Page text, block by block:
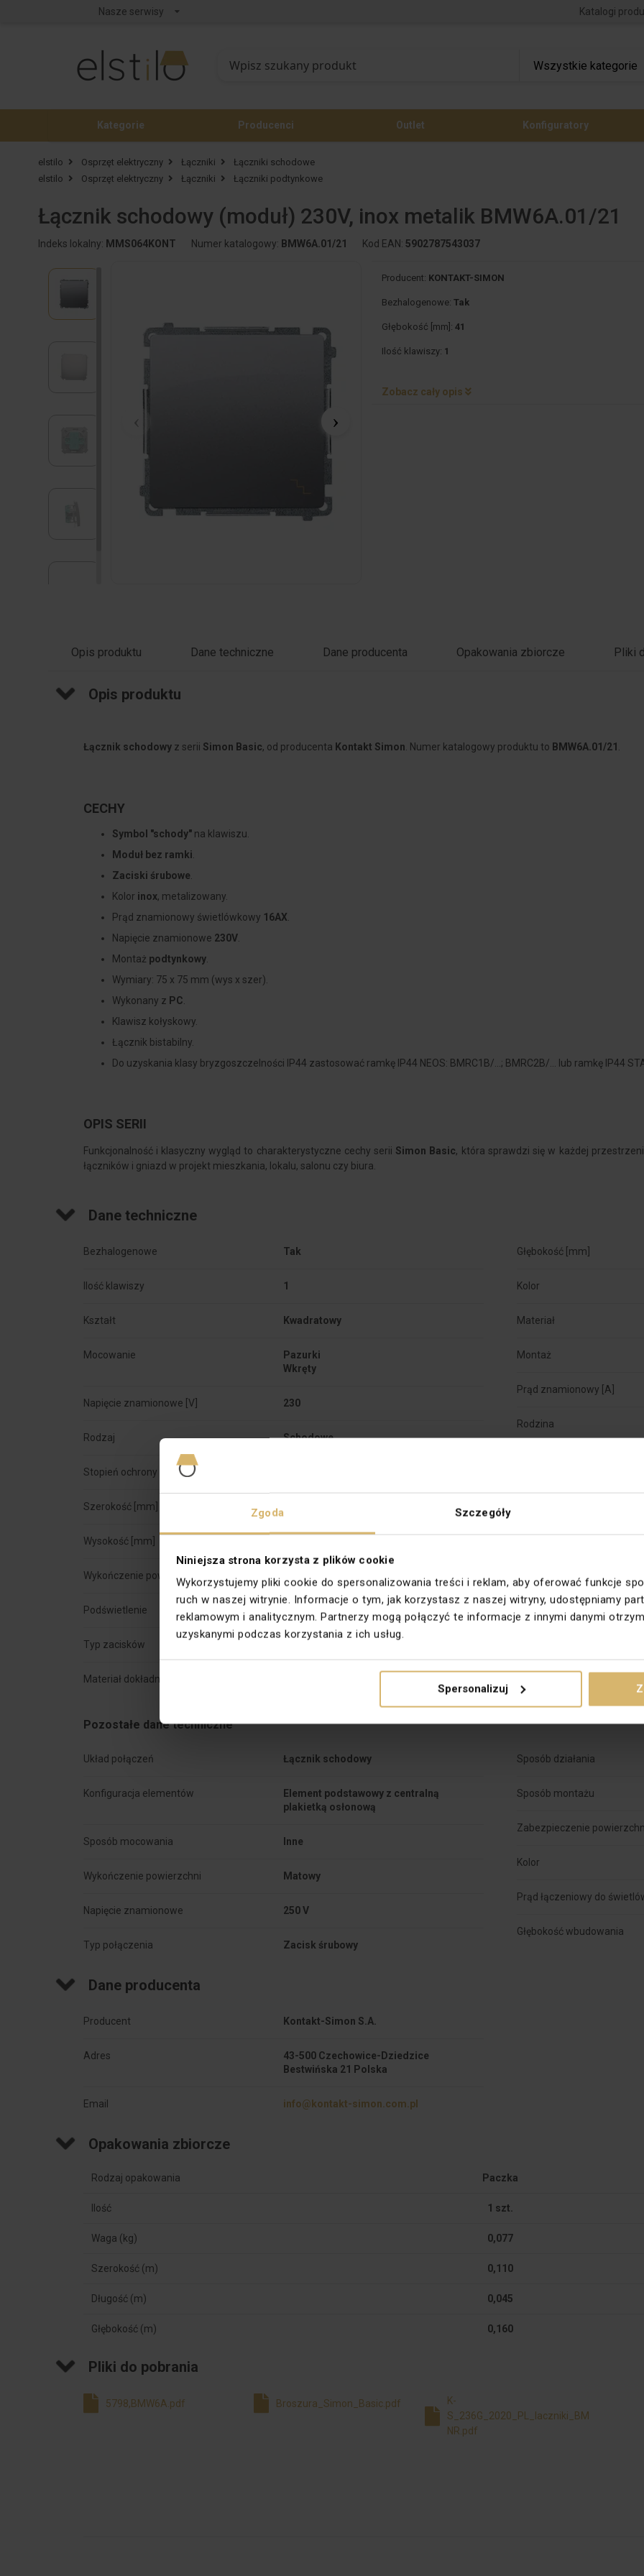
Zgoda Szczegóły
Niniejsza strona korzysta z plików cookie
Wykorzystujemy pliki cookie do spersonalizowania treści i reklam, aby oferować funkcje
ruch w naszej witrynie. Informacje o tym, jak korzystasz z naszej witryny, udostępniamy
reklamowym i analitycznym. Partnerzy mogą połączyć te informacje z innymi danymi
uzyskanymi podczas korzystania z ich usług.
Spersonalizuj
Nasze serwisy Katalogi
Kategorie Producenci Outlet Konfiguratory
elstilo Osprzęt elektryczny Łączniki
Łączniki schodowe
elstilo
Osprzęt elektryczny Łączniki Łączniki podtynkowe
Łącznik schodowy (moduł) 230V, inox metalik BMW6A.01/21
Indeks lokalny: MMS064KONT Numer katalogowy: BMW6A.01/21 Kod EAN:5902787543037
Producent: KONTAKT-SIMON
Bezhalogenowe:Tak
Głębokość [mm]:41
Ilość klawiszy: 1
Zobacz cały opis
Opis produktu Dane techniczne Dane producenta Opakowania zbiorcze Pliki
Opis produktu
Łącznik schodowy z serii Simon Basic, od producenta Kontakt Simon. Numer katalogowy produktu to BMW6A.01/21 .
CECHY
Symbol "schody"na klawiszu.
Moduł bez ramki
Zaciski śrubowe
Kolor inox, metalizowany.
Prąd znamionowy świetlówkowy 16AX
Napięcie znamionowe 230V.
Montaż podtynkowy.
Wymiary: 75 x 75 mm (wys x szer).
Wykonany z PC
Klawisz kołyskowy.
Łącznik bistabilny.
Do uzyskania klasy bryzgoszczelności IP44 zastosować ramkę IP44 NEOS: BMRC1B/...; BMRC2B/... lub ramkę IP44
OPIS SERII
Funkcjonalność i klasyczny wygląd to charakterystyczne cechy serii Simon Basic, która sprawdzi się w każdej
łączników i gniazd w projekt mieszkania, lokalu, salonu czy biura.
Dane techniczne
Bezhalogenowe Tak
Ilość klawiszy 1
Kształt Kwadratowy
Mocowanie
Pazurki
Napięcie znamionowe [V] 230
Rodzaj Schodowe
Stopień ochrony
Szerokość [mm]
Wysokość [mm]
Wykończenie powierzchni Matowe
Podświetlenie
Typ zacisków
Materiał dokładny
Głębokość [mm]
Kolor
Materiał
Montaż
Prąd znamionowy [A]
Rodzina
Typ
Głębokość montażu [mm]
Pozostałe dane techniczne
Układ połączeń Łącznik schodowy
Konfiguracja elementów
Element podstawowy z centralną
plakietką osłonową
Sposób mocowania Inne
Wykończenie powierzchni Matowy
Napięcie znamionowe 250 V
Typ połączenia Zacisk śrubowy
Sposób działania
Sposób montażu
Zabezpieczenie
Kolor
Prąd łączeniowy do
Głębokość wbudowania
Dane producenta
Producent Kontakt-Simon S.A.
Adres
43-500 Czechowice-Dziedzice
Bestwińska 21 Polska
Email info@kontakt-simon.com.pl
Opakowania zbiorcze
Rodzaj opakowania Paczka
Ilość 1 szt.
Waga (kg) 0,077
Szerokość (m) 0,110
Długość (m) 0,045
Głębokość (m) 0,160
Pliki do pobrania
5798,BMW6A.pdf Broszura_Simon_Basic.pdf
K-
S_236G_2020_PL_laczniki_BM
NR.pdf